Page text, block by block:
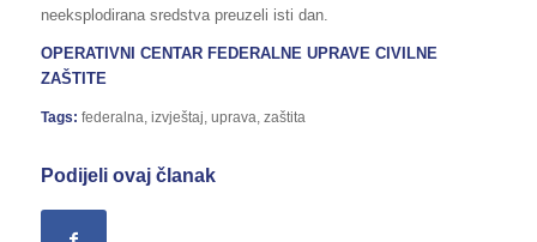
neeksplodirana sredstva preuzeli isti dan.
OPERATIVNI CENTAR FEDERALNE UPRAVE CIVILNE
ZAŠTITE
Tags: federalna izvještaj uprava zaštita
Podijeli ovaj članak